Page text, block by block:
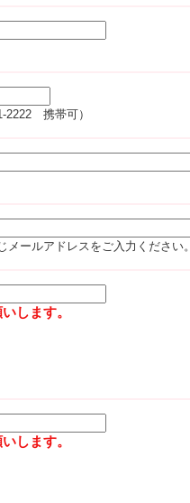
2222 携帯可）
メールアドレスをご入力ください。
します。
します。